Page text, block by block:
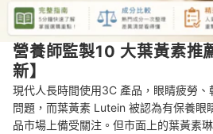
營養師監製10 大葉黃素推
新】
現代人長時間使用3C 產品，眼睛疲勞
問題，而葉黃素 Lutein 被認為有保養眼
品市場上備受關注。但市面上的葉黃素